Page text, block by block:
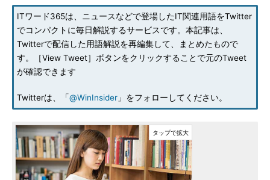
ITワード365は、ニュースなどで登場したIT関連用語をTwitter
でコンパクトに毎日解説するサービスです。本記事は、
Twitterで配信した用語解説を再編集して、まとめたもので
す。［View Tweet］ボタンをクリックすることで元のTweet
が確認できます
Twitterは、「@WinInsider 」をフォローしてください。